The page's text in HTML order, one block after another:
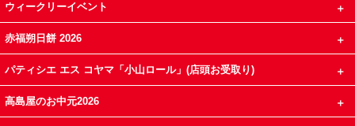
ウィークリーイベント
赤福朔日餅 2026
パティシエ エス コヤマ「小山ロール」(店頭お受取り)
高島屋のお中元2026